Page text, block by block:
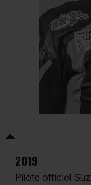
Nous rejoindre
2019
Pilote officiel